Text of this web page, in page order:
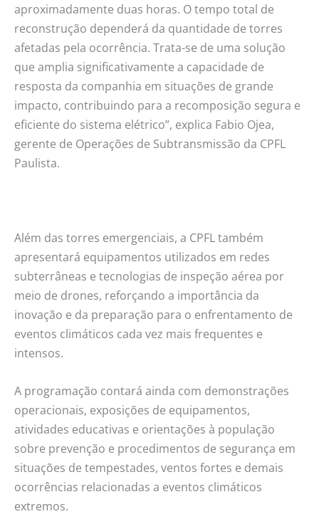
aproximadamente duas horas. O tempo total de
reconstrução dependerá da quantidade de torres
afetadas pela ocorrência. Trata-se de uma solução
que amplia significativamente a capacidade de
resposta da companhia em situações de grande
impacto, contribuindo para a recomposição segura e
eficiente do sistema elétrico”, explica Fabio Ojea,
gerente de Operações de Subtransmissão da CPFL
Paulista.
Além das torres emergenciais, a CPFL também
apresentará equipamentos utilizados em redes
subterrâneas e tecnologias de inspeção aérea por
meio de drones, reforçando a importância da
inovação e da preparação para o enfrentamento de
eventos climáticos cada vez mais frequentes e
intensos.
A programação contará ainda com demonstrações
operacionais, exposições de equipamentos,
atividades educativas e orientações à população
sobre prevenção e procedimentos de segurança em
situações de tempestades, ventos fortes e demais
ocorrências relacionadas a eventos climáticos
extremos.